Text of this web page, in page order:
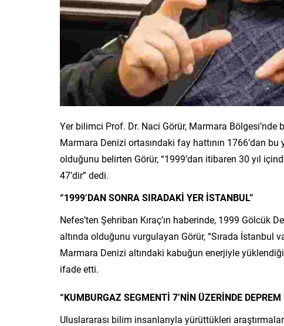
Yer bilimci Prof. Dr. Naci Görür, Marmara
Marmara Denizi ortasındaki fay hattının 1766’dan bu
olduğunu belirten Görür, “1999’dan itibaren 30 yıl
47’dir” dedi.
“1999’DAN SONRA SIRADAKİ YER İSTANBUL”
Nefes’ten Şehriban Kıraç’ın haberinde, 1999 Gölcük
altında olduğunu vurgulayan Görür, “Sırada İstanbul
Marmara Denizi altındaki kabuğun enerjiyle
ifade etti.
“KUMBURGAZ SEGMENTİ 7’NİN ÜZERİNDE DEPREM
Uluslararası bilim insanlarıyla yürüttükleri